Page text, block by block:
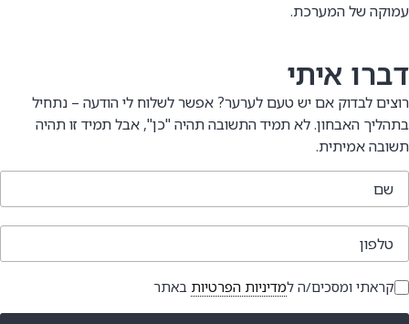
עמוקה של המערכת.
דברו איתי
רוצים לבדוק אם יש טעם לערער? אפשר לשלוח לי הודעה – נתחיל
בתהליך האבחון. לא תמיד התשובה תהיה "כן", אבל תמיד זו תהיה
תשובה אמיתית.
שם
טלפון
קראתי ומסכים/ה למדיניות הפרטיות באתר